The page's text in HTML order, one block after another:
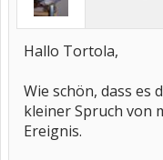
Hallo Tortola,
Wie schön, dass es
kleiner Spruch von
Ereignis.